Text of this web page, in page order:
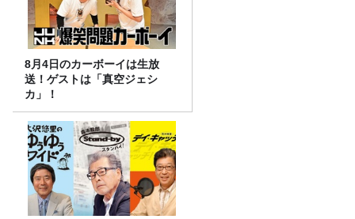
8月4日のカーボーイは生放
送！ゲストは「真空ジェシ
カ」！